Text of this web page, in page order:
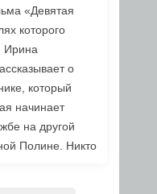
«Девятая
которого
Ирина
о
который
начинает
на другой
Полине. Никто